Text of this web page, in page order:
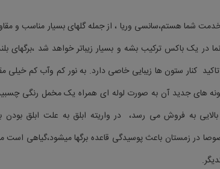
شما هستم،سانسی وریا ، از جمله گلهای بسیار مناسب و مقاوم
در یک باکس ترکیب بشه و بسیار زیباتر خواهد شد ،برگهای
کنار ستون ها زیبایی خاصی دارد. به نور کم وآب کم
های جدید آن به صورت لوله ای همراه یک مخمل رنگی
به فروش می رسد، در واریته ابلق به علت ابلق بودن
در زمستان باعث پوسیدگی قاعده برگها میشود،گیاهی